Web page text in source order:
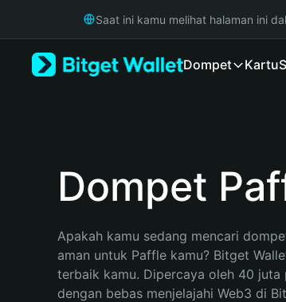
Русский
Bahasa Indonesia
Saat ini kamu melihat halaman ini
Dompet Kartu
Dompet
Apakah kamu sedang mencari
aman untuk Paffle kamu? Bitget
terbaik kamu. Dipercaya oleh 40 juta
dengan bebas menjelajahi Web3 di